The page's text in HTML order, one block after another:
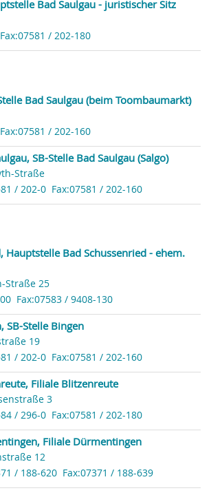
Bad Saulgau - juristischer Sitz
Fax:07581 / 202-180
Bad Saulgau (beim Toombaumarkt)
Fax:07581 / 202-160
SB-Stelle Bad Saulgau (Salgo)
Straße
/ 202-0 Fax:07581 / 202-160
Hauptstelle Bad Schussenried - ehem.
Straße 25
Fax:07583 / 9408-130
SB-Stelle Bingen
19
/ 202-0 Fax:07581 / 202-160
Filiale Blitzenreute
3
/ 296-0 Fax:07581 / 202-180
Filiale Dürmentingen
12
/ 188-620 Fax:07371 / 188-639